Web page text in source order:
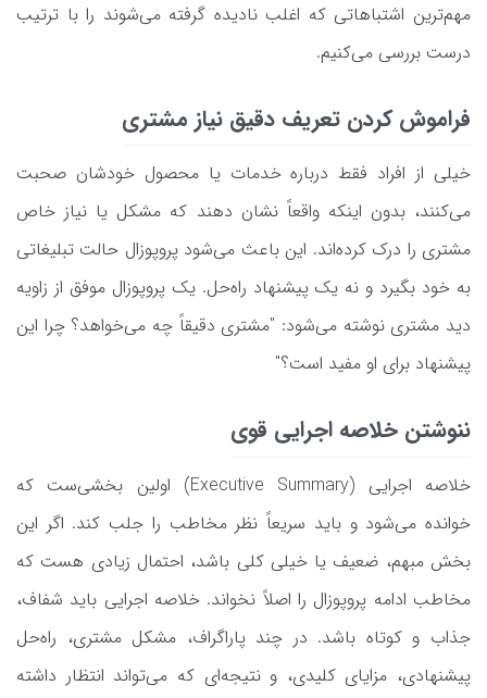
مهم‌ترین اشتباهاتی که اغلب نادیده گرفته می‌شوند را با ترتیب
درست بررسی می‌کنیم.
فراموش کردن تعریف دقیق نیاز مشتری
خیلی از افراد فقط درباره خدمات یا محصول خودشان صحبت
می‌کنند، بدون اینکه واقعاً نشان دهند که مشکل یا نیاز خاص
مشتری را درک کرده‌اند. این باعث می‌شود پروپوزال حالت تبلیغاتی
به خود بگیرد و نه یک پیشنهاد راه‌حل. یک پروپوزال موفق از زاویه
دید مشتری نوشته می‌شود: "مشتری دقیقاً چه می‌خواهد؟ چرا این
پیشنهاد برای او مفید است؟"
ننوشتن خلاصه اجرایی قوی
خلاصه اجرایی (Executive Summary) اولین بخشی‌ست که
خوانده می‌شود و باید سریعاً نظر مخاطب را جلب کند. اگر این
بخش مبهم، ضعیف یا خیلی کلی باشد، احتمال زیادی هست که
مخاطب ادامه پروپوزال را اصلاً نخواند. خلاصه اجرایی باید شفاف،
جذاب و کوتاه باشد. در چند پاراگراف، مشکل مشتری، راه‌حل
پیشنهادی، مزایای کلیدی، و نتیجه‌ای که می‌تواند انتظار داشته